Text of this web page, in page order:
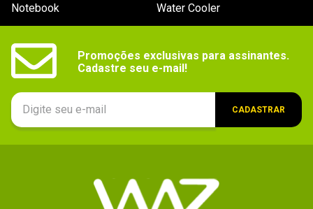
Inglês
102231
menores de 12 anos.
mês de FEVEREIRO / 2012.
Outras taxas online adicionais e registro
prévio para acessar o conteúdo online
podem ser aplicados.
Notebook
Water Cooler
Promoções exclusivas para assinantes.
Cadastre seu e-mail!
CADASTRAR